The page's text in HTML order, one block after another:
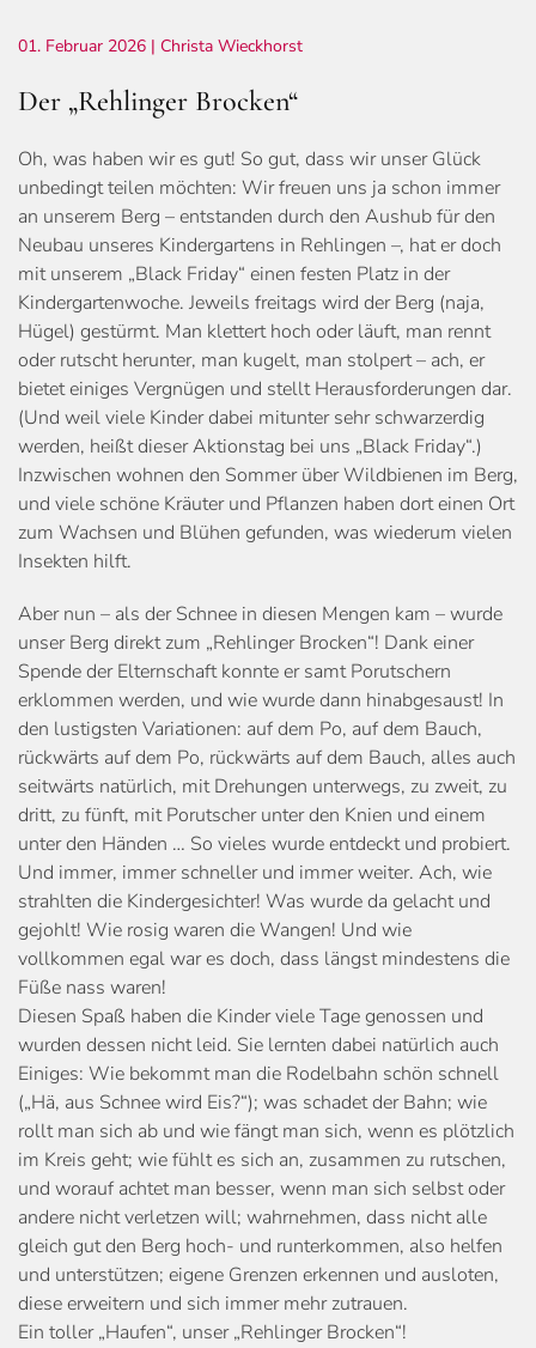
01. Februar 2026 | Christa Wieckhorst
Der „Rehlinger Brocken“
Oh, was haben wir es gut! So gut, dass wir unser Glück
unbedingt teilen möchten: Wir freuen uns ja schon immer
an unserem Berg – entstanden durch den Aushub für den
Neubau unseres Kindergartens in Rehlingen –, hat er doch
mit unserem „Black Friday“ einen festen Platz in der
Kindergartenwoche. Jeweils freitags wird der Berg (naja,
Hügel) gestürmt. Man klettert hoch oder läuft, man rennt
oder rutscht herunter, man kugelt, man stolpert – ach, er
bietet einiges Vergnügen und stellt Herausforderungen dar.
(Und weil viele Kinder dabei mitunter sehr schwarzerdig
werden, heißt dieser Aktionstag bei uns „Black Friday“.)
Inzwischen wohnen den Sommer über Wildbienen im Berg,
und viele schöne Kräuter und Pflanzen haben dort einen Ort
zum Wachsen und Blühen gefunden, was wiederum vielen
Insekten hilft.
Aber nun – als der Schnee in diesen Mengen kam – wurde
unser Berg direkt zum „Rehlinger Brocken“! Dank einer
Spende der Elternschaft konnte er samt Porutschern
erklommen werden, und wie wurde dann hinabgesaust! In
den lustigsten Variationen: auf dem Po, auf dem Bauch,
rückwärts auf dem Po, rückwärts auf dem Bauch, alles auch
seitwärts natürlich, mit Drehungen unterwegs, zu zweit, zu
dritt, zu fünft, mit Porutscher unter den Knien und einem
unter den Händen … So vieles wurde entdeckt und probiert.
Und immer, immer schneller und immer weiter. Ach, wie
strahlten die Kindergesichter! Was wurde da gelacht und
gejohlt! Wie rosig waren die Wangen! Und wie
vollkommen egal war es doch, dass längst mindestens die
Füße nass waren!
Diesen Spaß haben die Kinder viele Tage genossen und
wurden dessen nicht leid. Sie lernten dabei natürlich auch
Einiges: Wie bekommt man die Rodelbahn schön schnell
(„Hä, aus Schnee wird Eis?“); was schadet der Bahn; wie
rollt man sich ab und wie fängt man sich, wenn es plötzlich
im Kreis geht; wie fühlt es sich an, zusammen zu rutschen,
und worauf achtet man besser, wenn man sich selbst oder
andere nicht verletzen will; wahrnehmen, dass nicht alle
gleich gut den Berg hoch- und runterkommen, also helfen
und unterstützen; eigene Grenzen erkennen und ausloten,
diese erweitern und sich immer mehr zutrauen.
Ein toller „Haufen“, unser „Rehlinger Brocken“!